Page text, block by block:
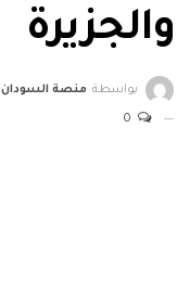
والجزيرة
بواسطة منصة السودان